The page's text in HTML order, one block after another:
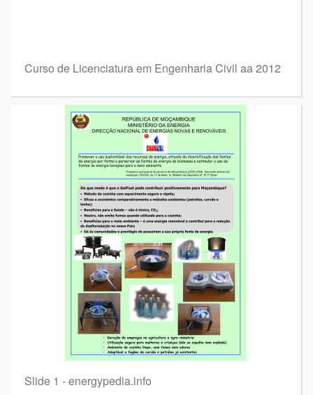
Curso de Licenciatura em Engenharia Civil aa 2012
Slide 1 - energypedia.info